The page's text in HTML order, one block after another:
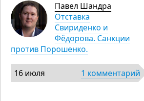
Павел Шандра
Отставка
Свириденко и
Фёдорова. Санкции
против Порошенко.
16 июля 1 комментарий